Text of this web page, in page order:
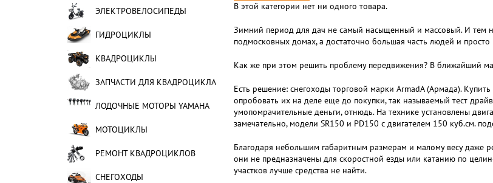
ЭЛЕКТРОВЕЛОСИПЕДЫ
ГИДРОЦИКЛЫ
КВАДРОЦИКЛЫ
ЗАПЧАСТИ ДЛЯ КВАДРОЦИКЛА
ЛОДОЧНЫЕ МОТОРЫ YAMAHA
МОТОЦИКЛЫ
РЕМОНТ КВАДРОЦИКЛОВ
СНЕГОХОДЫ
В этой категории нет ни одного товара.
Зимний период для дач не самый насыщенный и массовый. И тем
подмосковных домах, а достаточно большая часть людей и просто
Как же при этом решить проблему передвижения? В ближайший
Есть решение: снегоходы торговой марки ArmadA (Армада).
опробовать их на деле еще до покупки, так называемый тест
умопомрачительные деньги, отнюдь. На технике установлены
замечательно, модели SR150 и PD150 c двигателем 150 куб.см.
Благодаря небольшим габаритным размерам и малому весу даже
они не предназначены для скоростной езды или катанию по
участков лучше средства не найти.